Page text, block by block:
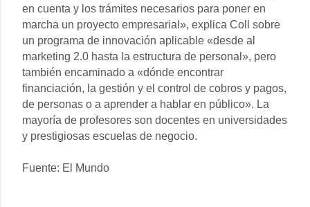
en cuenta y los trámites necesarios para poner en
marcha un proyecto empresarial», explica Coll sobre
un programa de innovación aplicable «desde al
marketing 2.0 hasta la estructura de personal», pero
también encaminado a «dónde encontrar
financiación, la gestión y el control de cobros y pagos,
de personas o a aprender a hablar en público». La
mayoría de profesores son docentes en universidades
y prestigiosas escuelas de negocio.
Fuente: El Mundo